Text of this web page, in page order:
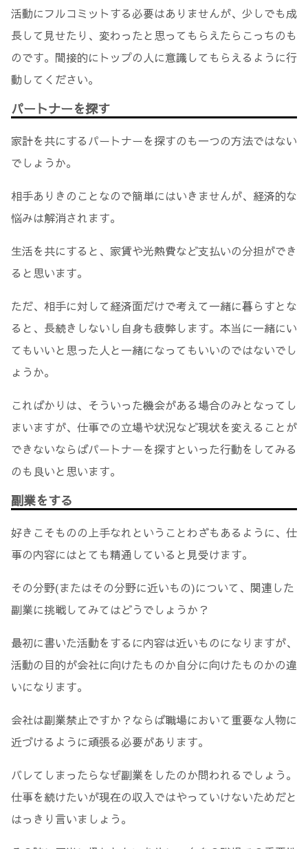
活動にフルコミットする必要はありませんが、少しでも成
長して見せたり、変わったと思ってもらえたらこっちのも
のです。間接的にトップの人に意識してもらえるように行
動してください。
パートナーを探す
家計を共にするパートナーを探すのも一つの方法ではない
でしょうか。
相手ありきのことなので簡単にはいきませんが、経済的な
悩みは解消されます。
生活を共にすると、家賃や光熱費など支払いの分担ができ
ると思います。
ただ、相手に対して経済面だけで考えて一緒に暮らすとな
ると、長続きしないし自身も疲弊します。本当に一緒にい
てもいいと思った人と一緒になってもいいのではないでし
ょうか。
こればかりは、そういった機会がある場合のみとなってし
まいますが、仕事での立場や状況など現状を変えることが
できないならばパートナーを探すといった行動をしてみる
のも良いと思います。
副業をする
好きこそものの上手なれということわざもあるように、仕
事の内容にはとても精通していると見受けます。
その分野(またはその分野に近いもの)について、関連した
副業に挑戦してみてはどうでしょうか？
最初に書いた活動をするに内容は近いものになりますが、
活動の目的が会社に向けたものか自分に向けたものかの違
いになります。
会社は副業禁止ですか？ならば職場において重要な人物に
近づけるように頑張る必要があります。
バレてしまったらなぜ副業をしたのか問われるでしょう。
仕事を続けたいが現在の収入ではやっていけないためだと
はっきり言いましょう。